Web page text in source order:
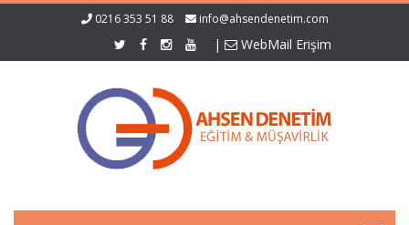
0216 353 51 88 info@ahsendenetim.com
| WebMail Erişim